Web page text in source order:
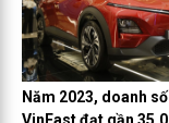
Năm 2023, doanh
VinFast đạt gần